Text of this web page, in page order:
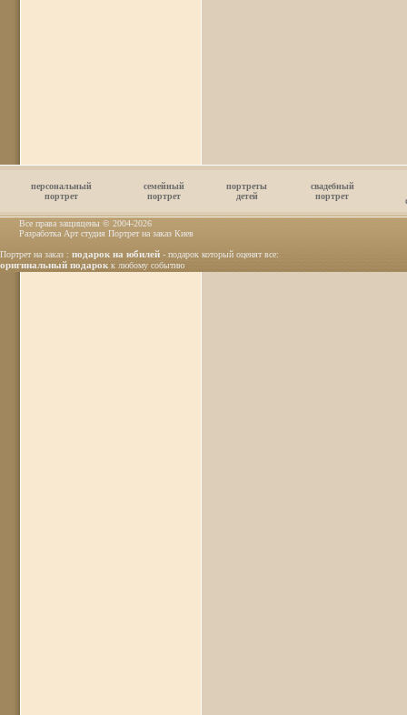
персональный
портрет
семейный
портрет
портреты
детей
свадебный
портрет
Все права защищены © 2004-2026
Разработка Арт студия Портрет на заказ Киев
Портрет на заказ : подарок на юбилей - подарок который оценят все:
оригинальный подарокк любому событию